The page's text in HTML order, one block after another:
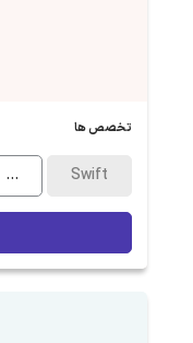
تخصص ها
Swift
...